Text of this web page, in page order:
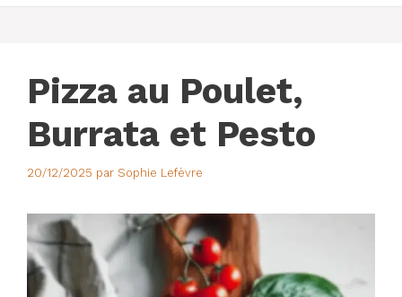
Pizza au Poulet,
Burrata et Pesto
20/12/2025 par Sophie Lefèvre